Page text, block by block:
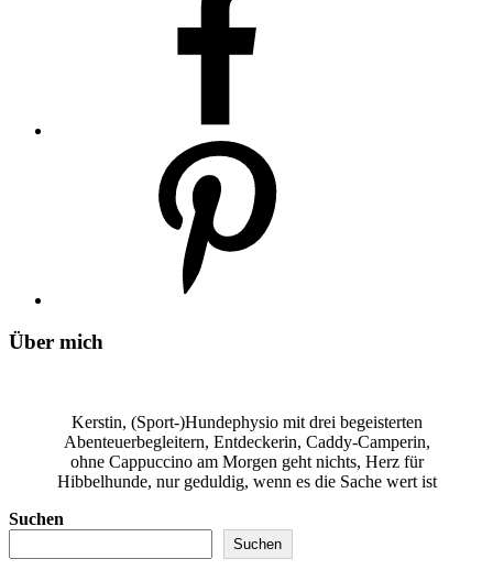
Über mich
Kerstin, (Sport-)Hundephysio mit drei begeisterten
Abenteuerbegleitern, Entdeckerin, Caddy-Camperin,
ohne Cappuccino am Morgen geht nichts, Herz für
Hibbelhunde, nur geduldig, wenn es die Sache wert ist
Suchen
Suchen